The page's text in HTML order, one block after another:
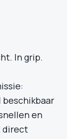
In grip.
en
direct